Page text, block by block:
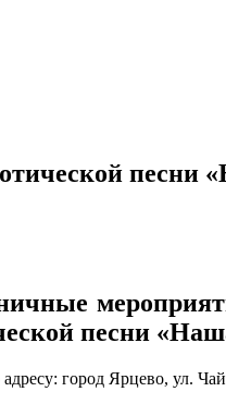
песни
песни
город Ярцево, ул.